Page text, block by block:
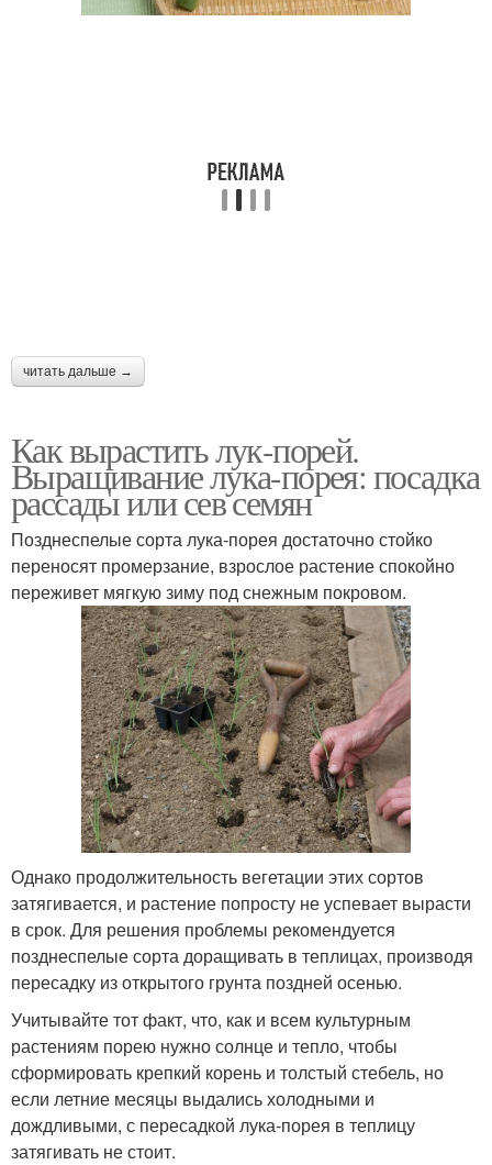
читать дальше →
Как вырастить лук-порей.
Выращивание лука-порея: посадка
рассады или сев семян
Позднеспелые сорта лука-порея достаточно стойко
переносят промерзание, взрослое растение спокойно
переживет мягкую зиму под снежным покровом.
Однако продолжительность вегетации этих сортов
затягивается, и растение попросту не успевает вырасти
в срок. Для решения проблемы рекомендуется
позднеспелые сорта доращивать в теплицах, производя
пересадку из открытого грунта поздней осенью.
Учитывайте тот факт, что, как и всем культурным
растениям порею нужно солнце и тепло, чтобы
сформировать крепкий корень и толстый стебель, но
если летние месяцы выдались холодными и
дождливыми, с пересадкой лука-порея в теплицу
затягивать не стоит.